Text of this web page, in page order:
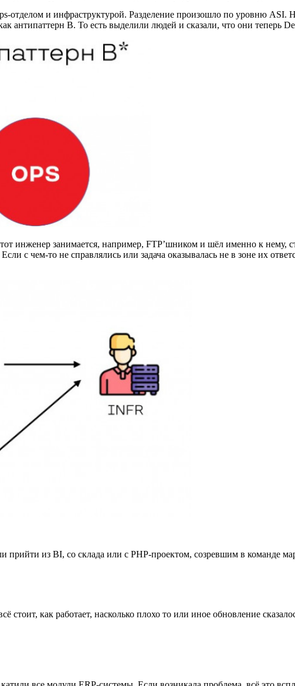
отделом и инфраструктурой. Разделение произошло по уровню ASI.
антипаттерн В. То есть выделили людей и сказали, что они теперь
инженер занимается, например, FTP’шником и шёл именно к нему,
с чем-то не справлялись или задача оказывалась не в зоне их
из BI, со склада или с РНР-проектом, созревшим в команде
стоит, как работает, насколько плохо то или иное обновление